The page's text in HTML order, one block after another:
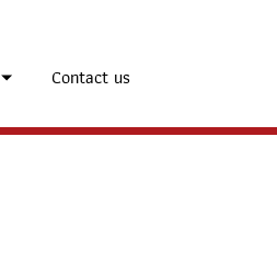
Contact us